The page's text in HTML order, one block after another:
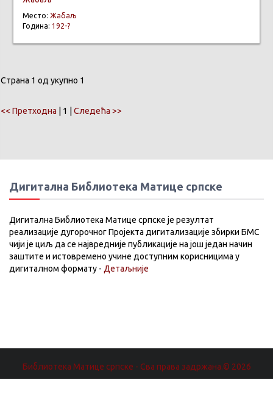
Место: Жабаљ
Година: 192-?
Страна 1 од укупно 1
<< Претходна | 1 | Следећа >>
Дигитална Библиотека Матице српске
Дигитална Библиотека Матице српске је резултат
реализације дугорочног Пројекта дигитализације збирки БМС
чији је циљ да се највредније публикације на још један начин
заштите и истовремено учине доступним корисницима у
дигиталном формату - Детаљније
Библиотека Матице српске - Сва права задржана.© 2026